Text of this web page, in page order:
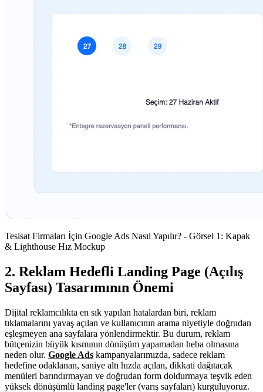
Tesisat Firmaları İçin Google Ads Nasıl Yapılır? - Görsel 1: Kapak
& Lighthouse Hız Mockup
2. Reklam Hedefli Landing Page (Açılış
Sayfası) Tasarımının Önemi
Dijital reklamcılıkta en sık yapılan hatalardan biri, reklam
tıklamalarını yavaş açılan ve kullanıcının arama niyetiyle doğrudan
eşleşmeyen ana sayfalara yönlendirmektir. Bu durum, reklam
bütçenizin büyük kısmının dönüşüm yapamadan heba olmasına
neden olur. Google Ads kampanyalarımızda, sadece reklam
hedefine odaklanan, saniye altı hızda açılan, dikkati dağıtacak
menüleri barındırmayan ve doğrudan form doldurmaya teşvik eden
yüksek dönüşümlü landing page'ler (varış sayfaları) kurguluyoruz.